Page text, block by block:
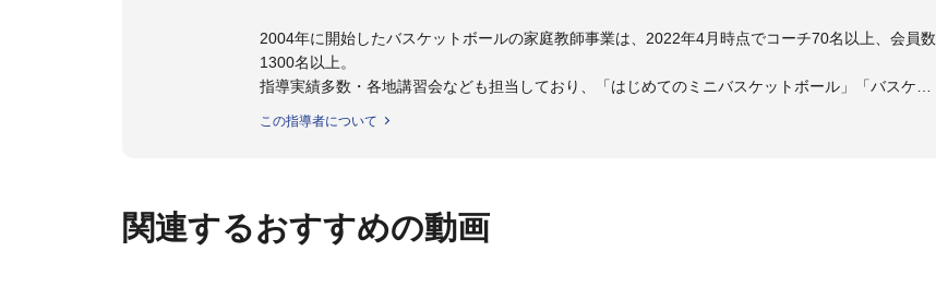
2004年に開始したバスケットボールの家庭教師事業は、2022年4月時点でコーチ70名以上、会員数
1300名以上。
指導実績多数・各地講習会なども担当しており、「はじめてのミニバスケットボール」「バスケッ
2016年U13ナショナルキャンプヘッドコーチ
この指導者について
関連するおすすめの動画